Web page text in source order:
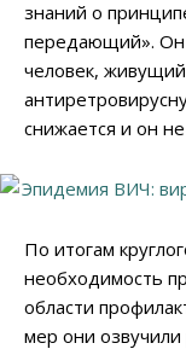
знаний о
передающий». Он
человек,
снижается и он
По итогам
необходимость
области
мер они озвучили